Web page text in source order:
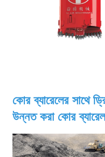
কোর ব্যারেলের সাথে
উন্নত করা কোর ব্যারেল